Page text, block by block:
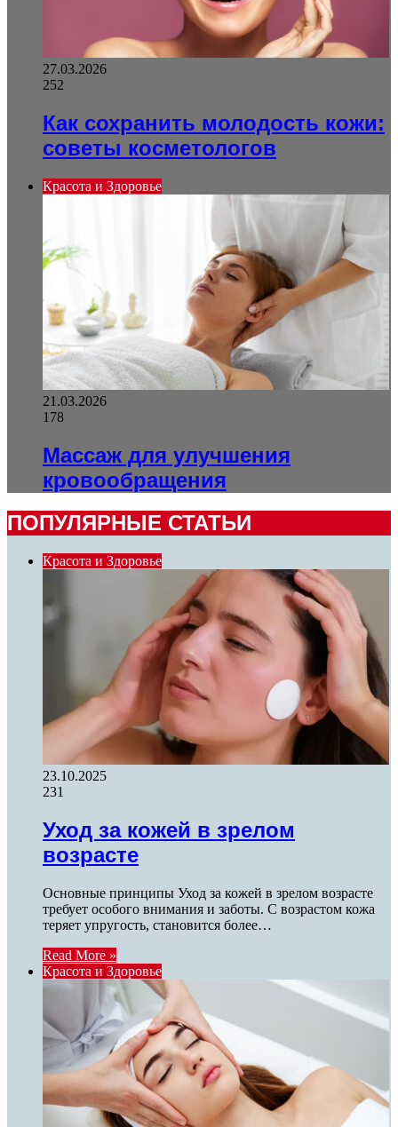
27.03.2026
252
Как сохранить молодость кожи:
советы косметологов
Красота и Здоровье
21.03.2026
178
Массаж для улучшения
кровообращения
ПОПУЛЯРНЫЕ СТАТЬИ
Красота и Здоровье
23.10.2025
231
Уход за кожей в зрелом
возрасте
Основные принципы Уход за кожей в зрелом возрасте
требует особого внимания и заботы. С возрастом кожа
теряет упругость, становится более…
Read More »
Красота и Здоровье